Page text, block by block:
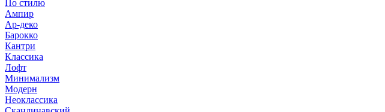
По стилю
Ампир
Ар-деко
Барокко
Кантри
Классика
Лофт
Минимализм
Модерн
Неоклассика